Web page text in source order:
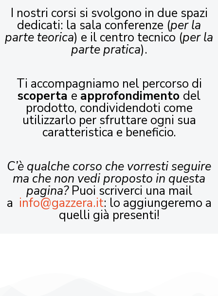
I nostri corsi si svolgono in due spazi
dedicati: la sala conferenze (per la
parte teorica) e il centro tecnico (per la
parte pratica).
Ti accompagniamo nel percorso di
scoperta e approfondimento del
prodotto, condividendoti come
utilizzarlo per sfruttare ogni sua
caratteristica e beneficio.
C’è qualche corso che vorresti seguire
ma che non vedi proposto in questa
pagina?Puoi scriverci una mail
a info@gazzera.it: lo aggiungeremo a
quelli già presenti!